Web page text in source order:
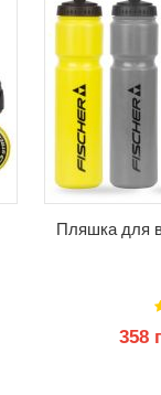
Пляшка для
358